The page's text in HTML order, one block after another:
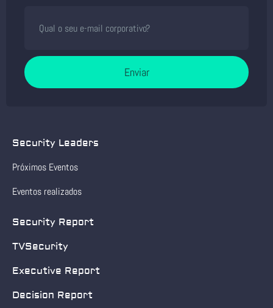
Enviar
Security Leaders
Próximos Eventos
Eventos realizados
Security Report
TVSecurity
Executive Report
Decision Report